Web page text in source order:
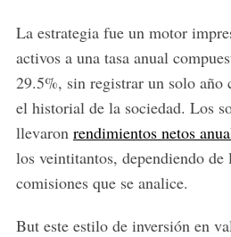
La estrategia fue un motor
activos a una tasa anual
29.5%, sin registrar un solo año
el historial de la sociedad. Los
llevaron rendimientos netos
los veintitantos, dependiendo de
comisiones que se analice.
But este estilo de inversión en